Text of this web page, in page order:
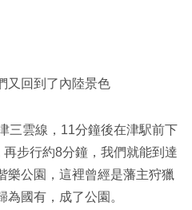
又回到了內陸景色
三雲線，11分鐘後在津駅前下
步行約8分鐘，我們就能到達
樂公園，這裡曾經是藩主狩獵
國有，成了公園。